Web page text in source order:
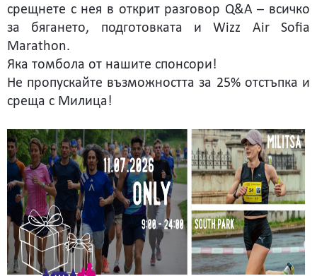
срещнете с нея в открит разговор Q&A – всичко
за бягането, подготовката и Wizz Air Sofia
Marathon.
Яка томбола от нашите спонсори!
Не пропускайте възможността за 25% отстъпка и
среща с Милица!